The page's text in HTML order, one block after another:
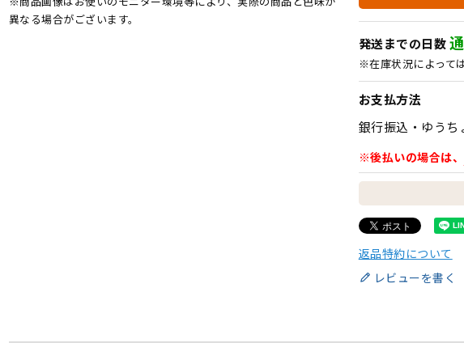
異なる場合がございます。
発送までの日数
※在庫状況によって
お支払方法
銀行振込・ゆうち
※後払いの場合は、
返品特約について
レビューを書く